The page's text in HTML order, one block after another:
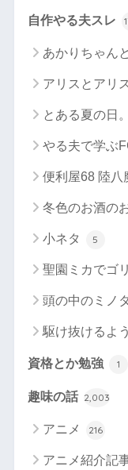
自作やる夫スレ
あかりちゃん
アリスとアリ
とある夏の日
やる夫で学ぶ
便利屋68 陸八
冬色のお酒の
小ネタ 5
聖園ミカでゴ
頭の中のミノ
駆け抜けるよ
資格とか勉強 1
趣味の話 2,003
アニメ 216
アニメ紹介記